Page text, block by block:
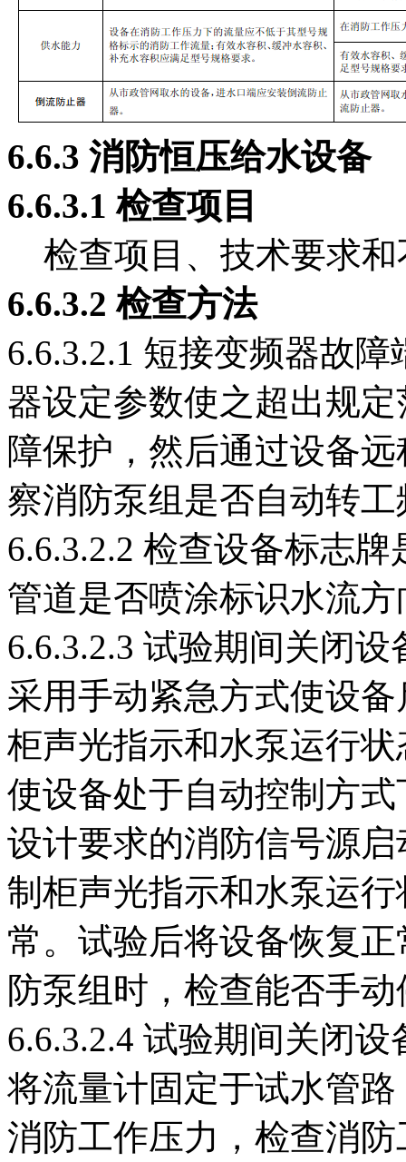
6.6.3 消防恒压给水设备
6.6.3.1检查项目
检查项目、技术要求和
6.6.3.2检查方法
6.6.3.2.1 短接变频器故
器设定参数使之超出规
障保护，然后通过设备
察消防泵组是否自动转
6.6.3.2.2 检查设备标志
管道是否喷涂标识水流
6.6.3.2.3 试验期间关闭
采用手动紧急方式使设
柜声光指示和水泵运行
使设备处于自动控制方
设计要求的消防信号源
制柜声光指示和水泵运
常。试验后将设备恢复
防泵组时，检查能否手
6.6.3.2.4 试验期间关闭
将流量计固定于试水管
消防工作压力，检查消